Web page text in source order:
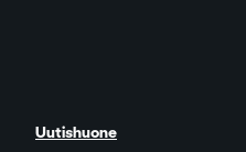
Uutishuone